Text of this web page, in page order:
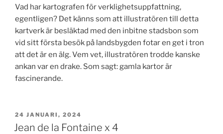
Vad har kartografen för verklighetsuppfattning,
egentligen? Det känns som att illustratören till detta
kartverk är besläktad med den inbitne stadsbon som
vid sitt första besök på landsbygden fotar en get i tron
att det är en älg. Vem vet, illustratören trodde kanske
ankan var en drake. Som sagt: gamla kartor är
fascinerande.
PUBLICERAT
24 JANUARI, 2024
Jean de la Fontaine x 4